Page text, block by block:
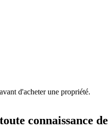
d'acheter une propriété.
connaissance de